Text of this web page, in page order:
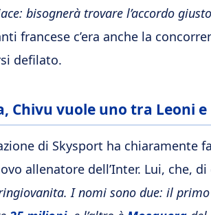
bisognerà trovare l’accordo
francese c’era anche la
defilato.
Chivu vuole uno tra Leoni
di Skysport ha chiaramente
allenatore dell’Inter. Lui, che, di
I nomi sono due: il